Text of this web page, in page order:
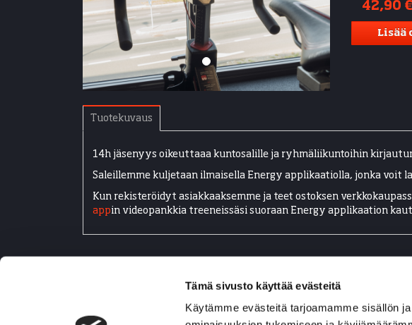
Tämä sivusto käyttää evästeitä
Käytämme evästeitä tarjoamamme sisällön
42,90
Lisää
Tuotekuvaus
14h jäsenyys oikeuttaaa kuntosalille ja ryhmäliikuntoihin
Saleillemme kuljetaan ilmaisella Energy applikaatiolla, jonka voit
Kun rekisteröidyt asiakkaaksemme ja teet ostoksen
appin videopankkia treeneissäsi suoraan Energy applikaation